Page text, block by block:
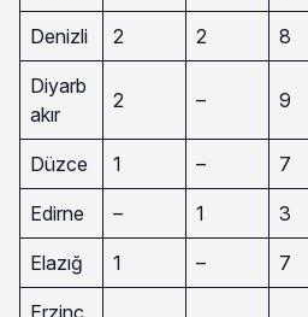
Denizli 2 2 8
Diyarb
akır
2 – 9
Düzce 1 – 7
Edirne – 1 3
Elazığ 1 – 7
Erzinc